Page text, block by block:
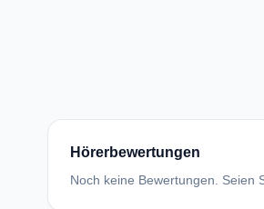
Hörerbewertungen
Noch keine Bewertungen. Seien